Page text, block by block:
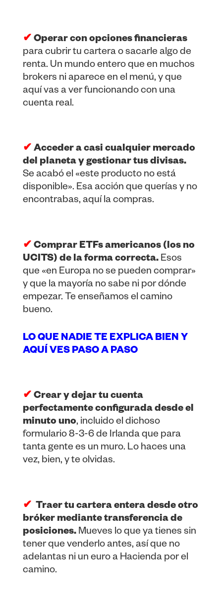
✔ Operar con opciones financieras
para cubrir tu cartera o sacarle algo de
renta. Un mundo entero que en muchos
brokers ni aparece en el menú, y que
aquí vas a ver funcionando con una
cuenta real.
✔ Acceder a casi cualquier mercado
del planeta y gestionar tus divisas.
Se acabó el «este producto no está
disponible». Esa acción que querías y no
encontrabas, aquí la compras.
✔ Comprar ETFs americanos (los no
UCITS) de la forma correcta. Esos
que «en Europa no se pueden comprar»
y que la mayoría no sabe ni por dónde
empezar. Te enseñamos el camino
bueno.
LO QUE NADIE TE EXPLICA BIEN Y
AQUÍ VES PASO A PASO
✔ Crear y dejar tu cuenta
perfectamente configurada desde el
minuto uno, incluido el dichoso
formulario 8-3-6 de Irlanda que para
tanta gente es un muro. Lo haces una
vez, bien, y te olvidas.
✔
Traer tu cartera entera desde otro
bróker mediante transferencia de
posiciones. Mueves lo que ya tienes sin
tener que venderlo antes, así que no
adelantas ni un euro a Hacienda por el
camino.